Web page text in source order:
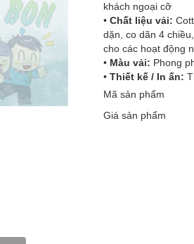
khách ngoại cỡ
• Chất liệu vải:
dặn, co dãn 4
cho các hoạt động
• Màu vải: Phong
• Thiết kế / In ấn:
Mã sản phẩm
Giá sản phẩm